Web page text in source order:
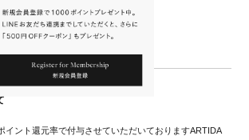
4月15日
イント還元率で付与させていただいておりますARTIDA